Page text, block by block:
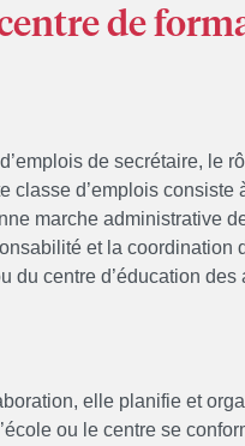
centre de
de secrétaire, le
classe d’emplois consiste
marche administrative
et la coordination
du centre d’éducation
elle planifie et
ou le centre se